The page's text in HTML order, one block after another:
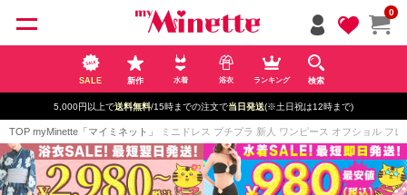
0
SALE 新作 水着 浴衣 ランキング 検索
5,000円以上で送料無料/15時までの注文で当日発送(※土日祝は12時まで)
TOP myMinette「マイミネット」 ミニドレス プチプラ 新人 ワンピース オフショル フ
ペー
ジト
ップ